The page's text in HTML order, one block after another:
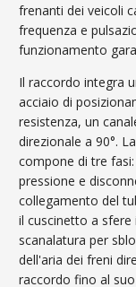
frenanti dei veicoli
frequenza e
funzionamento
Il raccordo integra
acciaio di
resistenza, un
direzionale a 90°.
compone di tre
pressione e
collegamento del
il cuscinetto a
scanalatura per
dell'aria dei freni
raccordo fino al